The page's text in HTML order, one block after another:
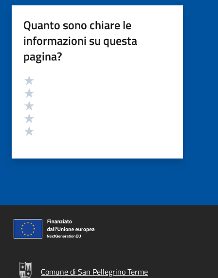
Quanto sono chiare le
informazioni su questa
pagina?
Valutazione
Comune di San Pellegrino Terme